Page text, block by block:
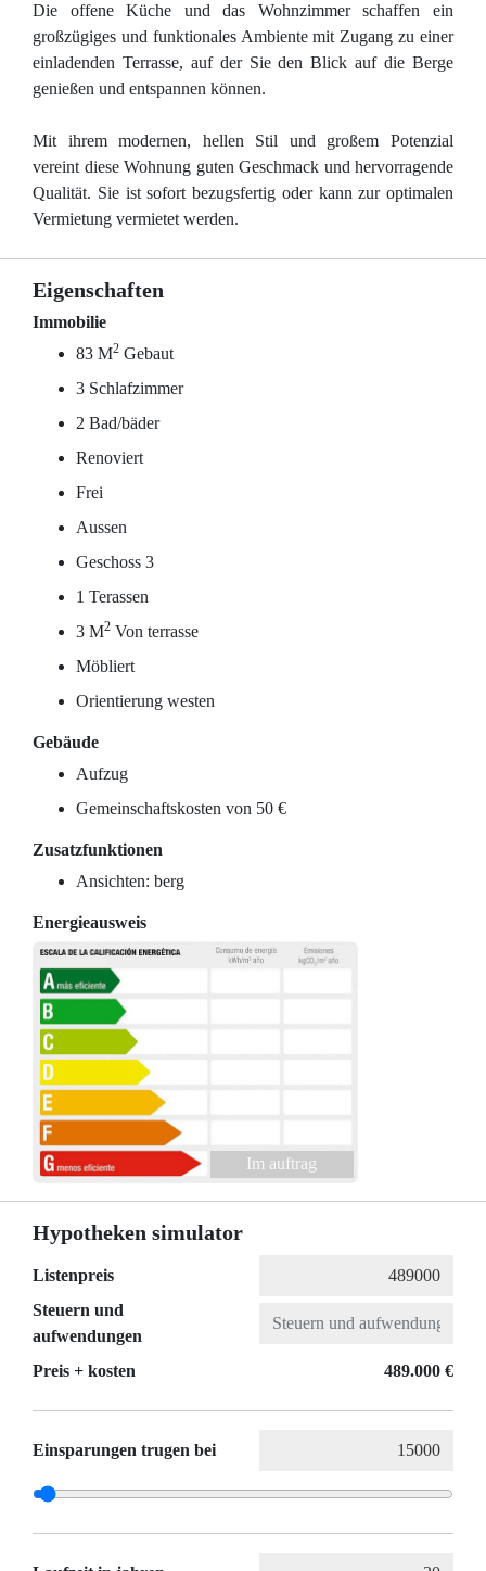
Die offene Küche und das Wohnzimmer schaffen ein
großzügiges und funktionales Ambiente mit Zugang zu einer
einladenden Terrasse, auf der Sie den Blick auf die Berge
genießen und entspannen können.
Mit ihrem modernen, hellen Stil und großem Potenzial
vereint diese Wohnung guten Geschmack und hervorragende
Qualität. Sie ist sofort bezugsfertig oder kann zur optimalen
Vermietung vermietet werden.
Eigenschaften
Immobilie
83 M2 Gebaut
3 Schlafzimmer
2 Bad/bäder
Renoviert
Frei
Aussen
Geschoss 3
1 Terassen
3 M2 Von terrasse
Möbliert
Orientierung westen
Gebäude
Aufzug
Gemeinschaftskosten von 50 €
Zusatzfunktionen
Ansichten: berg
Energieausweis
Im auftrag
Hypotheken simulator
Listenpreis
Steuern und
aufwendungen
Preis + kosten
489.000 €
Einsparungen trugen bei